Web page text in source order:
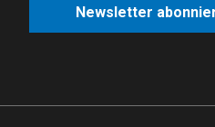
Newsletter